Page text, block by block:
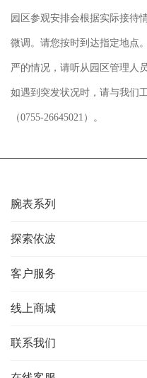
园区参观安排会根据实际接待
微调。请您按时到达指定地点
严的情况，请听从园区管理人
如遇到突发状况时，请与我们
（0755-26645021）。
腕表系列
探索依波
客户服务
线上商城
联系我们